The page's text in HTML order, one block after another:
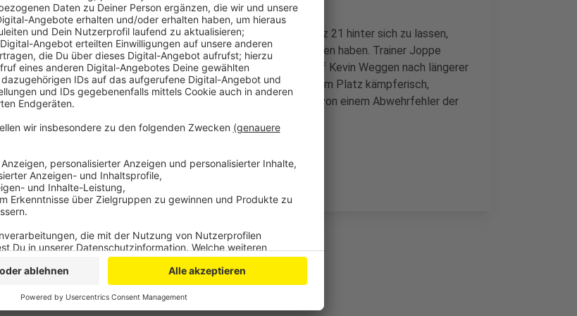
So haben es die Rheinlöwen geschafft, erstmal den Abstiegsplatz 21 hinter sich zu lassen,
zumal die direkten Konkurrenten Ahlen und Lippstadt beide verloren haben. Trainer Joppe
sorgte schon mit der Startaufstellung für Überraschungen. So lief Kevin Weggen nach längerer
Abwesenheit wieder auf. Die Rheinlöwen zeigten sich dann auf dem Platz kämpferisch,
übernahmen schnell die Kontrolle über das Spiel und profitierten von einem Abwehrfehler der